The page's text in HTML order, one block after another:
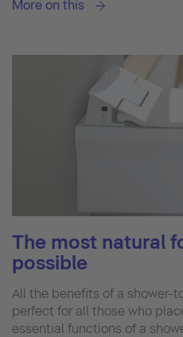
More on this
The most natural
possible
All the benefits of a shower-
perfect for all those who
essential functions of a